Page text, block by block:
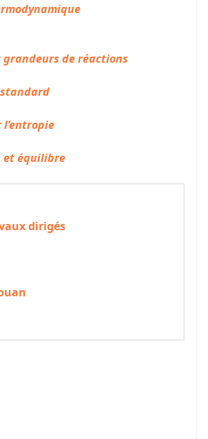
de réactions
standard
et équilibre
dirigés